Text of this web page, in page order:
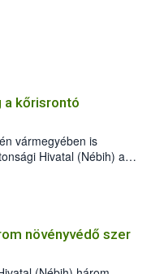
a kőrisrontó
vármegyében is
Hivatal (Nébih) a
jelenlétét. A
meg, de már fertőzött
a szlovák
megállítása érdekében.
növényvédő szer